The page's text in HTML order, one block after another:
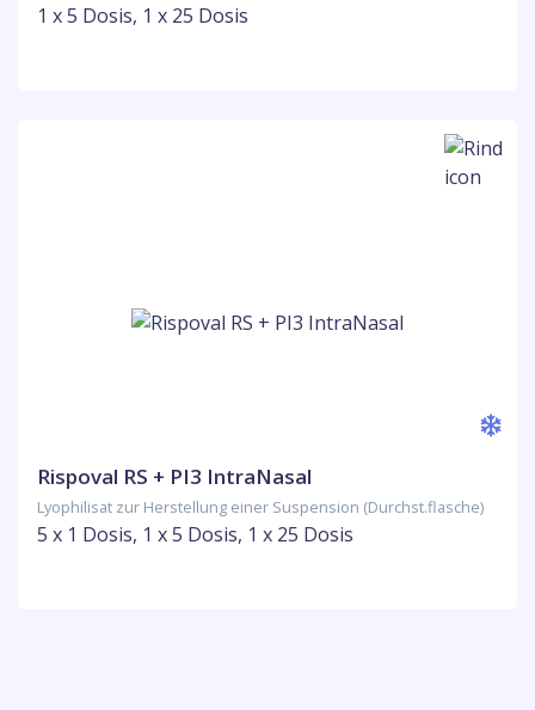
1 x 5 Dosis, 1 x 25 Dosis
Rispoval RS + PI3 IntraNasal
Lyophilisat zur Herstellung einer Suspension (Durchst.flasche)
5 x 1 Dosis, 1 x 5 Dosis, 1 x 25 Dosis